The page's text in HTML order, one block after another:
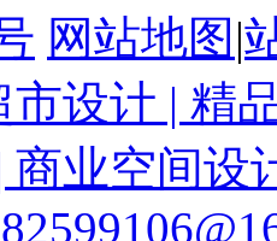
网站地图 |
设计 | 精
商业空间设